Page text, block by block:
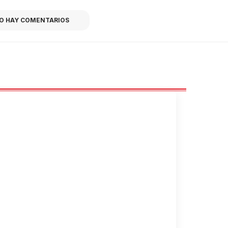
HAY COMENTARIOS